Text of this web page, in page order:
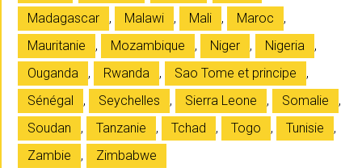
Madagascar
, Malawi , Mali , Maroc
,
Mauritanie
, Mozambique , Niger , Nigeria
,
Ouganda
, Rwanda , Sao Tome et principe
,
Sénégal
, Seychelles , Sierra Leone , Somalie
,
Soudan
, Tanzanie , Tchad , Togo , Tunisie
,
Zambie
,
Zimbabwe